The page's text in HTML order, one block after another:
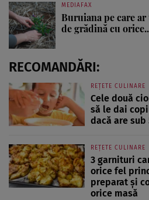
MEDIAFAX
Buruiana pe care
de grădină cu
RECOMANDĂRI:
REȚETE CULINARE
Cele două
să le dai
dacă are sub
REȚETE CULINARE
3 garnituri
orice fel
preparat și
orice masă